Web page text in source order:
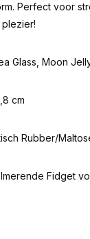
Perfect voor
Glass, Moon
cm
Rubber/
Fidget